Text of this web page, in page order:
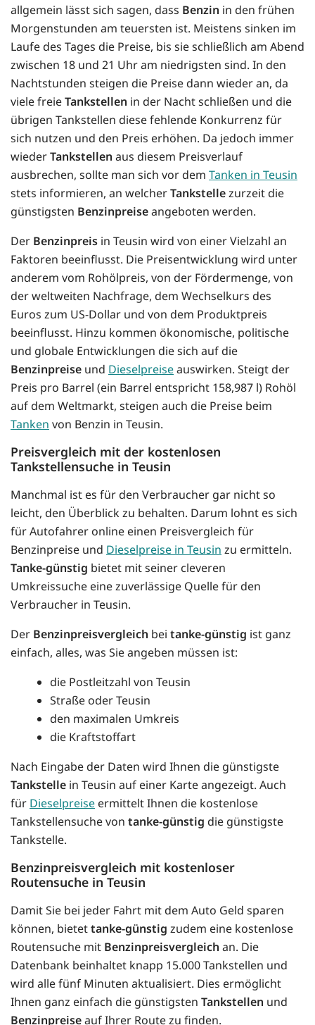
allgemein lässt sich sagen, dass Benzin in den frühen
Morgenstunden am teuersten ist. Meistens sinken im
Laufe des Tages die Preise, bis sie schließlich am Abend
zwischen 18 und 21 Uhr am niedrigsten sind. In den
Nachtstunden steigen die Preise dann wieder an, da
viele freieTankstellen in der Nacht schließen und die
übrigen Tankstellen diese fehlende Konkurrenz für
sich nutzen und den Preis erhöhen. Da jedoch immer
wiederTankstellen aus diesem Preisverlauf
ausbrechen, sollte man sich vor dem Tanken in Teusin
stets informieren, an welcherTankstellezurzeit die
günstigsten Benzinpreiseangeboten werden.
Der Benzinpreis in Teusin wird von einer Vielzahl an
Faktoren beeinflusst. Die Preisentwicklung wird unter
anderem vom Rohölpreis, von der Fördermenge, von
der weltweiten Nachfrage, dem Wechselkurs des
Euros zum US-Dollar und von dem Produktpreis
beeinflusst. Hinzu kommen ökonomische, politische
und globale Entwicklungen die sich auf die
Benzinpreise und Dieselpreiseauswirken. Steigt der
Preis pro Barrel (ein Barrel entspricht 158,987 l) Rohöl
auf dem Weltmarkt, steigen auch die Preise beim
Tanken von Benzin in Teusin.
Preisvergleich mit der kostenlosen
Tankstellensuche in Teusin
Manchmal ist es für den Verbraucher gar nicht so
leicht, den Überblick zu behalten. Darum lohnt es sich
für Autofahrer online einen Preisvergleich für
Benzinpreise und Dieselpreise in Teusin zu ermitteln.
Tanke-günstig bietet mit seiner cleveren
Umkreissuche eine zuverlässige Quelle für den
Verbraucher in Teusin.
Der Benzinpreisvergleich bei tanke-günstig ist ganz
einfach, alles, was Sie angeben müssen ist:
die Postleitzahl von Teusin
Straße oder Teusin
den maximalen Umkreis
die Kraftstoffart
Nach Eingabe der Daten wird Ihnen die günstigste
Tankstelle in Teusin auf einer Karte angezeigt. Auch
für Dieselpreise ermittelt Ihnen die kostenlose
Tankstellensuche von tanke-günstig die günstigste
Tankstelle.
Benzinpreisvergleich mit kostenloser
Routensuche in Teusin
Damit Sie bei jeder Fahrt mit dem Auto Geld sparen
können, bietettanke-günstig zudem eine kostenlose
Routensuche mit Benzinpreisvergleich an. Die
Datenbank beinhaltet knapp 15.000 Tankstellen und
wird alle fünf Minuten aktualisiert. Dies ermöglicht
Ihnen ganz einfach die günstigsten Tankstellen und
Benzinpreiseauf Ihrer Route zu finden.